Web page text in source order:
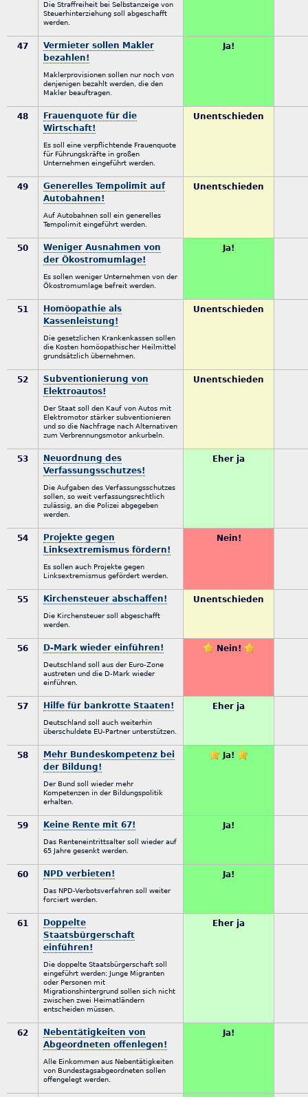
Die Straffreiheit bei Selbstanzeige von
Steuerhinterziehung soll abgeschafft
werden.
47
Vermieter sollen Makler
bezahlen!
Maklerprovisionen sollen nur noch von
denjenigen bezahlt werden, die den
Makler beauftragen.
Ja!
48
Frauenquote für die
Wirtschaft!
Es soll eine verpflichtende Frauenquote
für Führungskräfte in großen
Unternehmen eingeführt werden.
Unentschieden
49
Generelles Tempolimit auf
Autobahnen!
Auf Autobahnen soll ein generelles
Tempolimit eingeführt werden.
Unentschieden
50
Weniger Ausnahmen von
der Ökostromumlage!
Es sollen weniger Unternehmen von der
Ökostromumlage befreit werden.
Ja!
51
Homöopathie als
Kassenleistung!
Die gesetzlichen Krankenkassen sollen
die Kosten homöopathischer Heilmittel
grundsätzlich übernehmen.
Unentschieden
52
Subventionierung von
Elektroautos!
Der Staat soll den Kauf von Autos mit
Elektromotor stärker subventionieren
und so die Nachfrage nach Alternativen
zum Verbrennungsmotor ankurbeln.
Unentschieden
53
Neuordnung des
Verfassungsschutzes!
Die Aufgaben des Verfassungsschutzes
sollen, so weit verfassungsrechtlich
zulässig, an die Polizei abgegeben
werden.
Eher ja
54
Projekte gegen
Linksextremismus fördern!
Es sollen auch Projekte gegen
Linksextremismus gefördert werden.
Nein!
55 Kirchensteuer abschaffen!
Die Kirchensteuer soll abgeschafft
werden.
Unentschieden
56 D-Mark wieder einführen!
Deutschland soll aus der Euro-Zone
austreten und die D-Mark wieder
einführen.
Nein!
57 Hilfe für bankrotte Staaten!
Deutschland soll auch weiterhin
überschuldete EU-Partner unterstützen.
Eher ja
58
Mehr Bundeskompetenz bei
der Bildung!
Der Bund soll wieder mehr
Kompetenzen in der Bildungspolitik
erhalten.
Ja!
59 Keine Rente mit 67!
Das Renteneintrittsalter soll wieder auf
65 Jahre gesenkt werden.
Ja!
60 NPD verbieten!
Das NPD-Verbotsverfahren soll weiter
forciert werden.
Ja!
61
Doppelte
Staatsbürgerschaft
einführen!
Die doppelte Staatsbürgerschaft soll
eingeführt werden: Junge Migranten
oder Personen mit
Migrationshintergrund sollen sich nicht
zwischen zwei Heimatländern
entscheiden müssen.
Eher ja
62
Nebentätigkeiten von
Abgeordneten offenlegen!
Alle Einkommen aus Nebentätigkeiten
von Bundestagsabgeordneten sollen
offengelegt werden.
Ja!